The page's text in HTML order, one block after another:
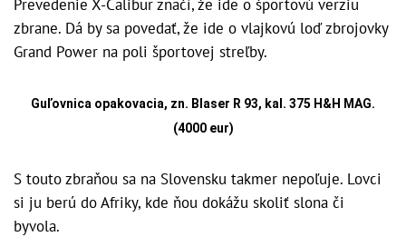
Prevedenie X-Calibur značí, že ide o športovú verziu
zbrane. Dá by sa povedať, že ide o vlajkovú loď zbrojovky
Grand Power na poli športovej streľby.
Guľovnica opakovacia, zn. Blaser R 93, kal. 375 H&H MAG.
(4000 eur)
S touto zbraňou sa na Slovensku takmer nepoľuje. Lovci
si ju berú do Afriky, kde ňou dokážu skoliť slona či
byvola.